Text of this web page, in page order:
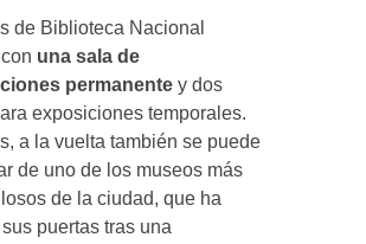
de Biblioteca Nacional
una sala de
permanentey dos
exposiciones temporales.
a la vuelta también se puede
de uno de los museos más
de la ciudad, que ha
puertas tras una